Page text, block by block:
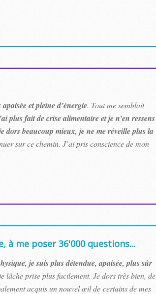
et pleine d’énergie. Tout me semblait
plus fait de crise alimentaire et je n’en ressens
dors beaucoup mieux, je ne me réveille plus la
sur ce chemin. J’ai pris conscience de mon
à me poser 36'000 questions...
je suis plus détendue, apaisée, plus sûr
lâche prise plus facilement. Je dors très bien, de
acquis un nouvel œil de certains de mes